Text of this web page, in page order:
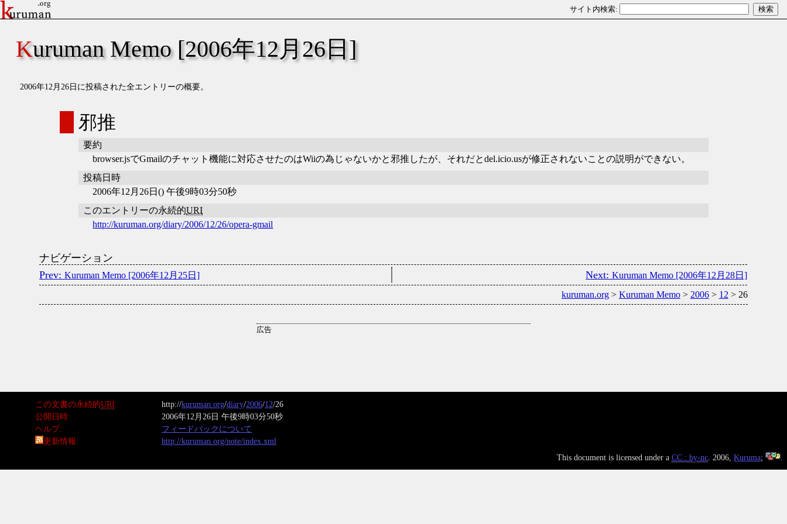
Kuruman Memo [2006年12月26日]
2006年12月26日に投稿された全エントリーの概要。
邪推
要約
browser.jsでGmailのチャット機能に対応させたのはWiiの為じゃないかと邪推したが、それだとdel.icio.usが修正されないことの説明ができない。
投稿日時
2006年12月26日() 午後9時03分50秒
このエントリーの永続的URI
http://kuruman.org/diary/2006/12/26/opera-gmail
ナビゲーション
Kuruman Memo [2006年12月25日]
Kuruman Memo [2006年12月28日]
kuruman.org> Kuruman Memo> 2006> 12 > 26
この文書の永続的URI http://kuruman.org/diary/2006/12/26
公開日時
2006年12月26日 午後9時03分50秒
ヘルプ
フィードバックについて
更新情報
http://kuruman.org/note/index.xml
This document is licensed under a CC : by-nc. 2006, Kuruma; .